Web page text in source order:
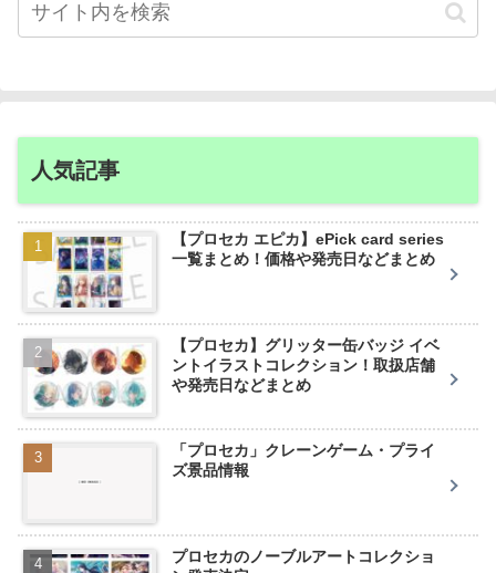
人気記事
【プロセカ エピカ】ePick card series
一覧まとめ！価格や発売日などまとめ
【プロセカ】グリッター缶バッジ イベ
ントイラストコレクション！取扱店舗
や発売日などまとめ
「プロセカ」クレーンゲーム・プライ
ズ景品情報
プロセカのノーブルアートコレクショ